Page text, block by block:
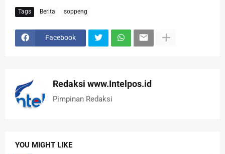
Tags Berita soppeng
Facebook
Redaksi www.Intelpos.id
Pimpinan Redaksi
YOU MIGHT LIKE